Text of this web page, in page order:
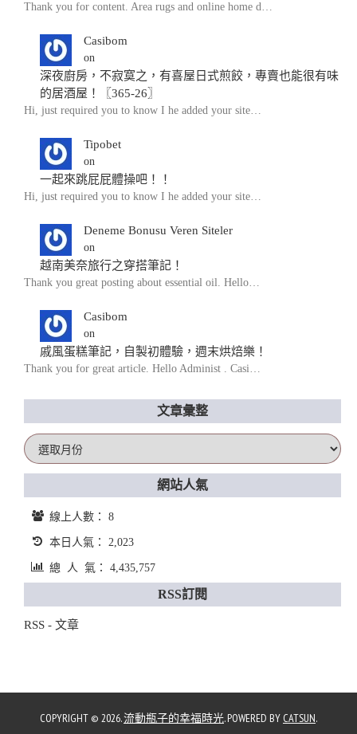
Thank you for content. Area rugs and online home d…
Casibom
on
深夜廚房，不寂寞之，有喜屋日式煎餃，專賣也能很有味
的居酒屋！〖365-26〗
Hi, just required you to know I he added your site…
Tipobet
on
一起來跳屁屁體操吧！！
Hi, just required you to know I he added your site…
Deneme Bonusu Veren Siteler
on
越南美奈旅行之穿搭筆記！
Thank you great posting about essential oil. Hello…
Casibom
on
戚風蛋糕筆記，自製初體驗，週末烘焙樂！
Thank you for great article. Hello Administ . Casi…
文章彙整
文
章
彙
網站人氣
線上人數： 8
本日人氣： 2,023
總 人 氣： 4,435,757
RSS訂閱
RSS - 文章
COPYRIGHT © 2026.流動瓶子的幸福時光. POWERED BY CATSUN.